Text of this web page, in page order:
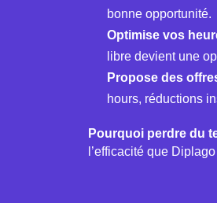
bonne opportunité.
Optimise vos
libre devient une
Propose des
hours, réductions
Pourquoi perdre du
l’efficacité que